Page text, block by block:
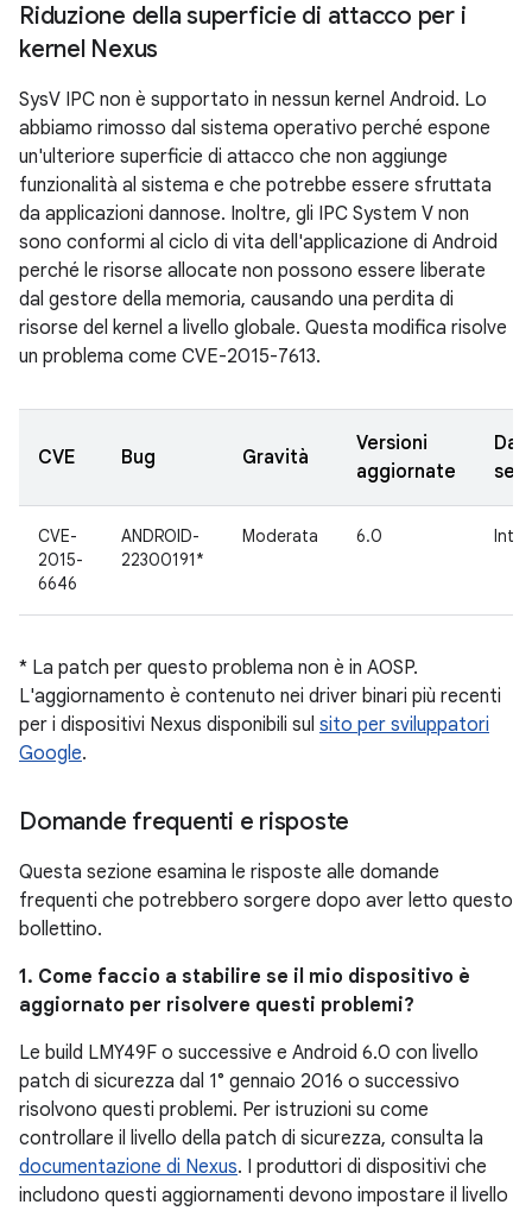
Riduzione della superficie di attacco per i
kernel Nexus
SysV IPC non è supportato in nessun kernel Android. Lo
abbiamo rimosso dal sistema operativo perché espone
un'ulteriore superficie di attacco che non aggiunge
funzionalità al sistema e che potrebbe essere sfruttata
da applicazioni dannose. Inoltre, gli IPC System V non
sono conformi al ciclo di vita dell'applicazione di Android
perché le risorse allocate non possono essere liberate
dal gestore della memoria, causando una perdita di
risorse del kernel a livello globale. Questa modifica risolve
un problema come CVE-2015-7613.
CVE Bug Gravità
Versioni
aggiornate
CVE-
2015-
6646
ANDROID-
22300191*
Moderata 6.0
* La patch per questo problema non è in AOSP.
L'aggiornamento è contenuto nei driver binari più recenti
per i dispositivi Nexus disponibili sul sito per sviluppatori
Google.
Domande frequenti e risposte
Questa sezione esamina le risposte alle domande
frequenti che potrebbero sorgere dopo aver letto questo
bollettino.
1. Come faccio a stabilire se il mio dispositivo è
aggiornato per risolvere questi problemi?
Le build LMY49F o successive e Android 6.0 con livello
patch di sicurezza dal 1° gennaio 2016 o successivo
risolvono questi problemi. Per istruzioni su come
controllare il livello della patch di sicurezza, consulta la
documentazione di Nexus. I produttori di dispositivi che
includono questi aggiornamenti devono impostare il livello